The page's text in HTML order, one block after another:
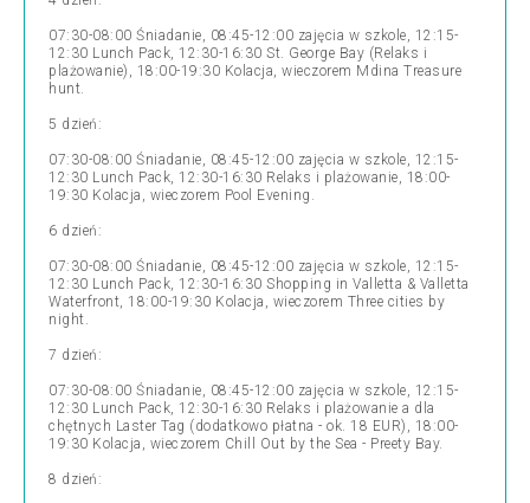
07:30-08:00 Śniadanie, 08:45-12:00 zajęcia w szkole, 12:15-
12:30 Lunch Pack, 12:30-16:30 St. George Bay (Relaks i
plażowanie), 18:00-19:30 Kolacja, wieczorem Mdina Treasure
hunt.
5 dzień:
07:30-08:00 Śniadanie, 08:45-12:00 zajęcia w szkole, 12:15-
12:30 Lunch Pack, 12:30-16:30 Relaks i plażowanie, 18:00-
19:30 Kolacja, wieczorem Pool Evening.
6 dzień:
07:30-08:00 Śniadanie, 08:45-12:00 zajęcia w szkole, 12:15-
12:30 Lunch Pack, 12:30-16:30 Shopping in Valletta & Valletta
Waterfront, 18:00-19:30 Kolacja, wieczorem Three cities by
night.
7 dzień:
07:30-08:00 Śniadanie, 08:45-12:00 zajęcia w szkole, 12:15-
12:30 Lunch Pack, 12:30-16:30 Relaks i plażowanie a dla
chętnych Laster Tag (dodatkowo płatna - ok. 18 EUR), 18:00-
19:30 Kolacja, wieczorem Chill Out by the Sea - Preety Bay.
8 dzień: